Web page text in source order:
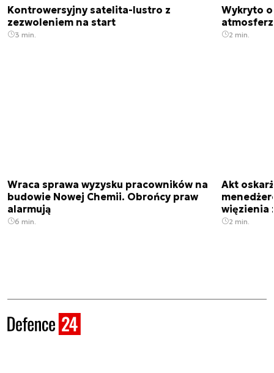
Kontrowersyjny satelita-lustro z
zezwoleniem na start
3 min.
Wykryto
2 min.
Wraca sprawa wyzysku pracowników na
budowie Nowej Chemii. Obrońcy praw
alarmują
6 min.
Akt
więzienia
2 min.